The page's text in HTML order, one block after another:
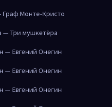
Монте-Кристо
Три мушкетёра
— Евгений Онегин
— Евгений Онегин
— Евгений Онегин